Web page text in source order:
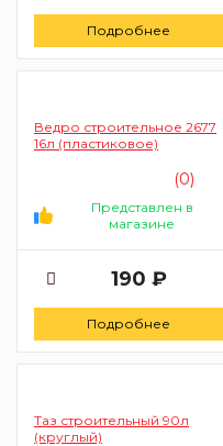
Подробнее
Ведро строительное 2677
16л (пластиковое)
(0)
Представлен в
магазине
190 ₽
Подробнее
Таз строительный 90л
(круглый)